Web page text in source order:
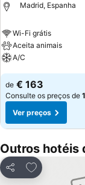
Madrid, Espanha
Wi-Fi grátis
Aceita animais
A/C
Ver preços
de € 163
Consulte os preços de
Ver preços
Outros hotéis
Partilhar
Adicionar